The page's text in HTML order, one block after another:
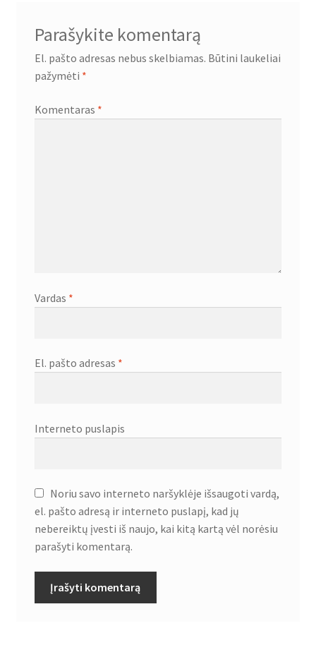
Parašykite komentarą
El. pašto adresas nebus skelbiamas. Būtini laukeliai
pažymėti *
Komentaras *
Vardas *
El. pašto adresas *
Interneto puslapis
Noriu savo interneto naršyklėje išsaugoti vardą,
el. pašto adresą ir interneto puslapį, kad jų
nebereiktų įvesti iš naujo, kai kitą kartą vėl norėsiu
parašyti komentarą.